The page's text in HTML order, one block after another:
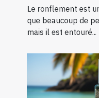
Le ronflement est
que beaucoup de
mais il est entouré...